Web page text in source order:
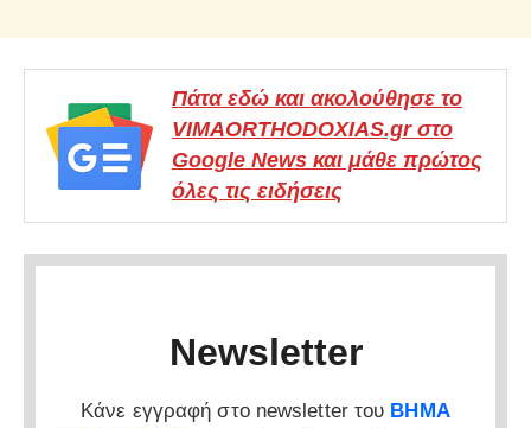
Πάτα εδώ και ακολούθησε το
VIMAORTHODOXIAS.gr στο
Google News και μάθε πρώτος
όλες τις ειδήσεις
Newsletter
Κάνε εγγραφή στο newsletter του ΒΗΜΑ